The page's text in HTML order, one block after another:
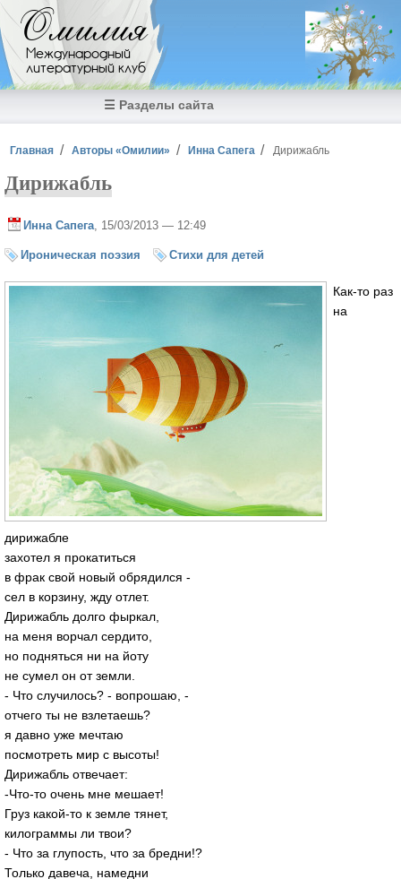
Перейти к основному содержанию
Омилия
Международный
литературный клуб
☰ Разделы сайта
Вы здесь
Главная Авторы «Омилии» Инна Сапега Дирижабль
Дирижабль
Инна Сапега , 15/03/2013 — 12:49
Ироническая поэзия Стихи для детей
Как-то раз
на
дирижабле
захотел я прокатиться
в фрак свой новый обрядился -
сел в корзину, жду отлет.
Дирижабль долго фыркал,
на меня ворчал сердито,
но подняться ни на йоту
не сумел он от земли.
- Что случилось? - вопрошаю, -
отчего ты не взлетаешь?
я давно уже мечтаю
посмотреть мир с высоты!
Дирижабль отвечает:
-Что-то очень мне мешает!
Груз какой-то к земле тянет,
килограммы ли твои?
- Что за глупость, что за бредни!?
Только давеча, намедни